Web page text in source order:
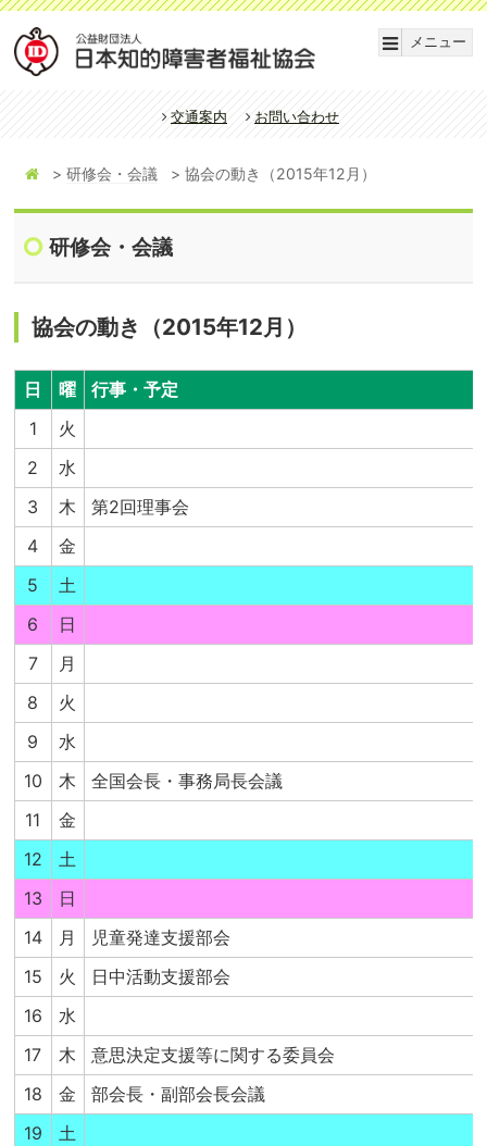
メニュー
交通案内 お問い合わせ
研修会・会議 協会の動き（2015年12月）
研修会・会議
協会の動き（2015年12月）
日 曜
行事・予定
1
火
2
水
3
木
第2回理事会
4
金
5
土
6
日
7
月
8
火
9
水
10
木
全国会長・事務局長会議
11
金
12
土
13
日
14
月
児童発達支援部会
15
火
日中活動支援部会
16
水
17
木
意思決定支援等に関する委員会
18
金
部会長・副部会長会議
19
土